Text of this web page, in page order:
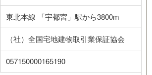
東北本線 「宇都宮」駅から3800m
（社）全国宅地建物取引業保証協会
057150000165190